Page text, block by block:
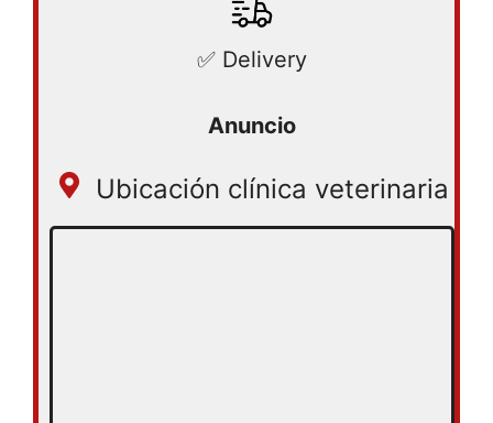
✅ Delivery
Ubicación clínica veterinaria